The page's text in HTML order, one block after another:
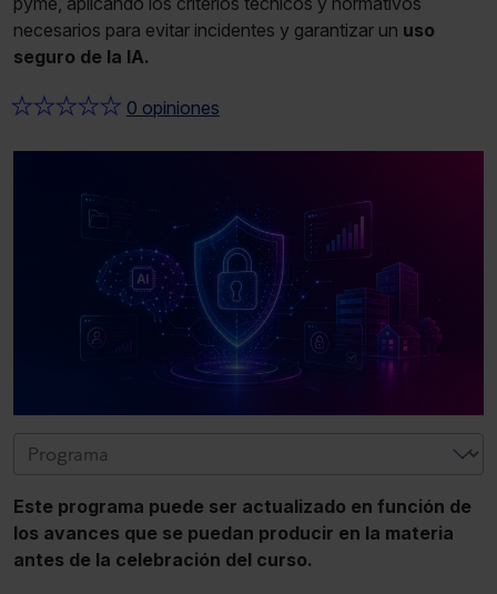
necesarios para evitar incidentes y garantizar un uso
seguro de la IA.
★★★★★ 0 opiniones
Este programa puede ser actualizado en función de
los avances que se puedan producir en la materia
antes de la celebración del curso.